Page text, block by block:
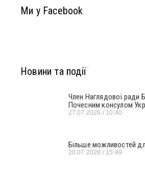
Ми у Facebook
Новини та події
Член Наглядової
Почесним консулом
27.07.2026 10:40
Більше можливостей
20.07.2026 15:49